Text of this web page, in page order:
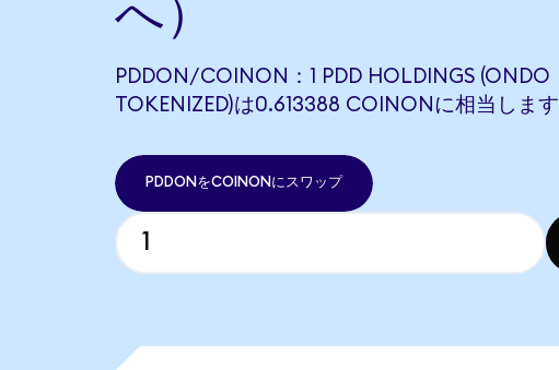
PDDON/COINON：1 PDD HOLDINGS (ONDO
TOKENIZED)は0.613388 COINONに相当します
PDDONをCOINONにスワップ